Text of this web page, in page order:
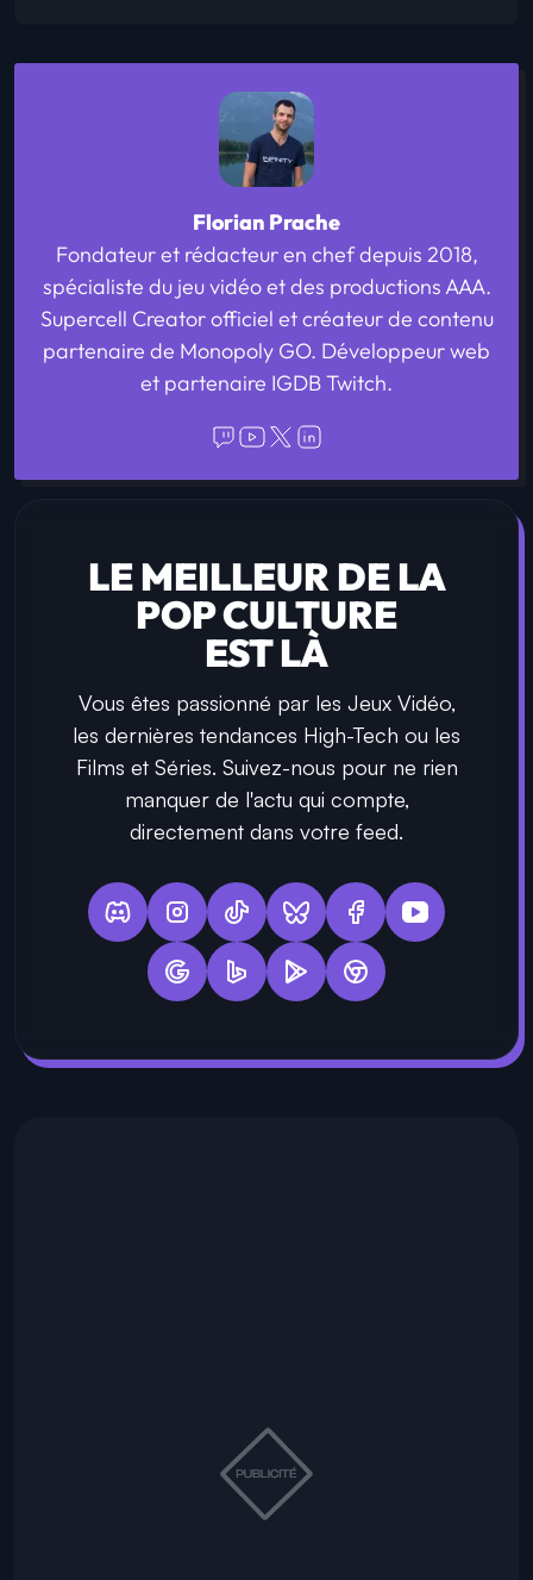
Florian Prache
Fondateur et rédacteur en chef depuis 2018,
spécialiste du jeu vidéo et des productions AAA.
Supercell Creator officiel et créateur de contenu
partenaire de Monopoly GO. Développeur web
et partenaire IGDB Twitch.
LE MEILLEUR DE LA
POP CULTURE
EST LÀ
Vous êtes passionné par les Jeux Vidéo,
les dernières tendances High-Tech ou les
Films et Séries. Suivez-nous pour ne rien
manquer de l'actu qui compte,
directement dans votre feed.